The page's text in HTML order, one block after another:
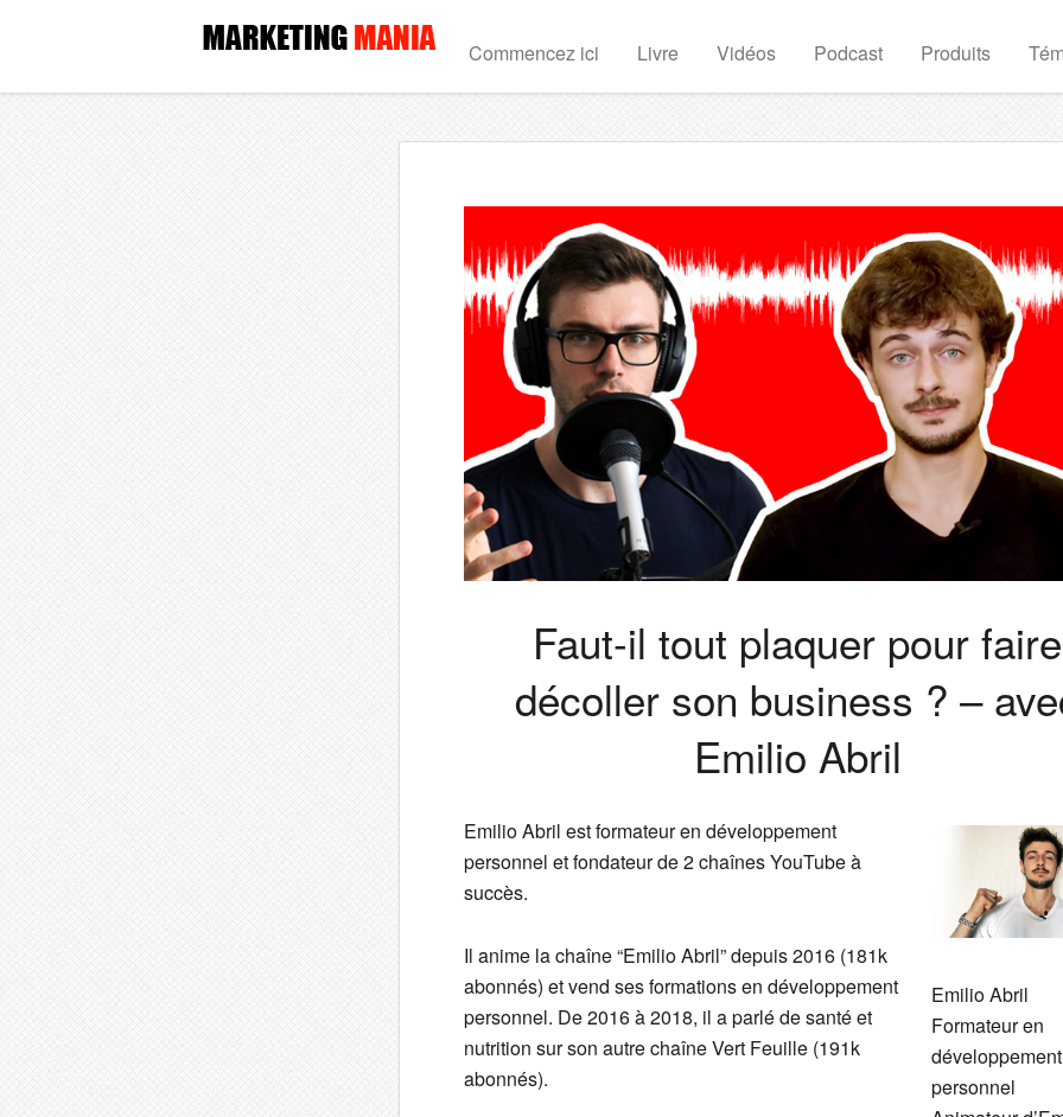
Commencez ici Livre Vidéos Podcast Produits
Faut-il tout plaquer pour faire
décoller son business ? –
Emilio Abril
Emilio Abril
Formateur en
développement
personnel
Emilio Abril est formateur en développement
personnel et fondateur de 2 chaînes YouTube à
succès.
Il anime la chaîne “Emilio Abril” depuis 2016 (181k
abonnés) et vend ses formations en développement
personnel. De 2016 à 2018, il a parlé de santé et
nutrition sur son autre chaîne Vert Feuille (191k
abonnés).